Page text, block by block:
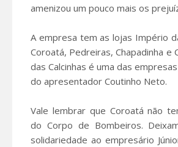
amenizou um pouco mais os
A empresa tem as lojas Império
Coroatá, Pedreiras, Chapadinha e
das Calcinhas é uma das
do apresentador Coutinho Neto.
Vale lembrar que Coroatá não
do Corpo de Bombeiros.
solidariedade ao empresário